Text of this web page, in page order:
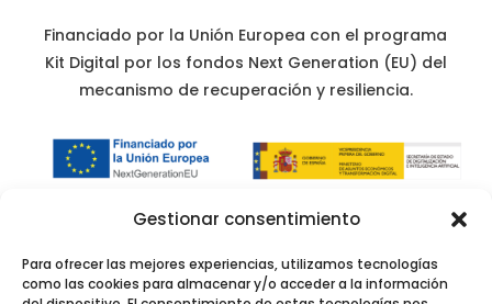
Gestionar consentimiento
Para ofrecer las mejores experiencias, utilizamos tecnologías
como las cookies para almacenar y/o acceder a la información
Financiado por la Unión Europea con el programa
Kit Digital por los fondos Next Generation (EU) del
mecanismo de recuperación y resiliencia.